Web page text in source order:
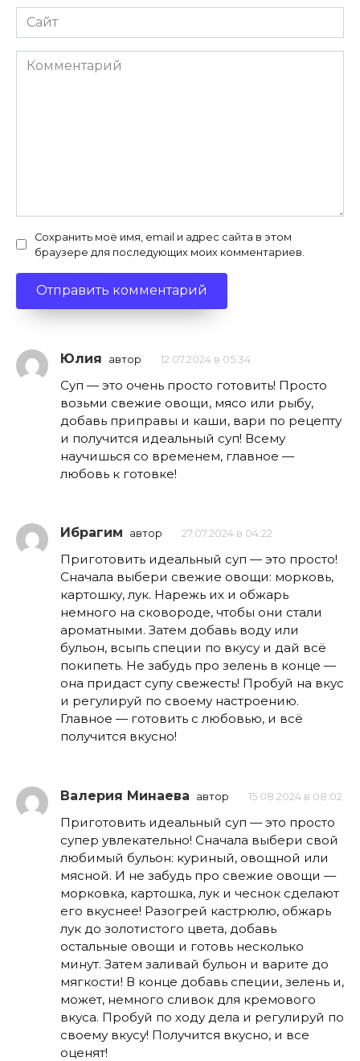
Сайт
Комментарий
Сохранить моё имя, email и адрес сайта в этом
браузере для последующих моих комментариев.
Юлия автор 12.07.2024 в 05:34
Суп — это очень просто готовить! Просто
возьми свежие овощи, мясо или рыбу,
добавь приправы и каши, вари по рецепту
и получится идеальный суп! Всему
научишься со временем, главное —
любовь к готовке!
Ибрагим автор 27.07.2024 в 04:22
Приготовить идеальный суп — это просто!
Сначала выбери свежие овощи: морковь,
картошку, лук. Нарежь их и обжарь
немного на сковороде, чтобы они стали
ароматными. Затем добавь воду или
бульон, всыпь специи по вкусу и дай всё
покипеть. Не забудь про зелень в конце —
она придаст супу свежесть! Пробуй на вкус
и регулируй по своему настроению.
Главное — готовить с любовью, и всё
получится вкусно!
Валерия Минаева автор 15.08.2024 в 08:02
Приготовить идеальный суп — это просто
супер увлекательно! Сначала выбери свой
любимый бульон: куриный, овощной или
мясной. И не забудь про свежие овощи —
морковка, картошка, лук и чеснок сделают
его вкуснее! Разогрей кастрюлю, обжарь
лук до золотистого цвета, добавь
остальные овощи и готовь несколько
минут. Затем заливай бульон и варите до
мягкости! В конце добавь специи, зелень и,
может, немного сливок для кремового
вкуса. Пробуй по ходу дела и регулируй по
своему вкусу! Получится вкусно, и все
оценят!